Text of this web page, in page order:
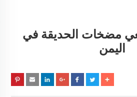
مصنعي مضخات الحديقة في
اليمن